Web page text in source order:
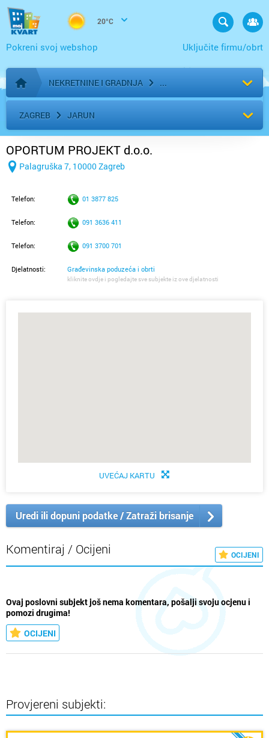
20°C
Uključite firmu/obrt
Pokreni svoj webshop
Početna stranica
NEKRETNINE I GRADNJA
ZAGREB JARUN
OPORTUM PROJEKT d.o.o.
Palagruška 7, 10000 Zagreb
Telefon: 01 3877 825
Telefon: 091 3636 411
Telefon: 091 3700 701
Djelatnosti: Građevinska poduzeća i obrti
kliknite ovdje i pogledajte sve subjekte iz ove djelatnosti
UVEĆAJ KARTU
Uredi ili dopuni podatke / Zatraži brisanje
Komentiraj / Ocijeni OCIJENI
Ovaj poslovni subjekt još nema komentara, pošalji svoju ocjenu i
pomozi drugima!
OCIJENI
Provjereni subjekti: